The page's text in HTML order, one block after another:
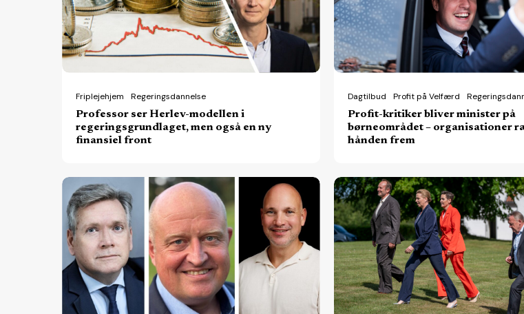
i
regeringsgrundlaget,
men
også
finansiel
Friplejehjem
Regeringsdannelse
Professor ser Herlev-modellen i
regeringsgrundlaget, men også en ny
finansiel front
på
børneområdet
–
organisationer
rækker
hånden
frem
Dagtilbud Profit på Velfærd
Profit-kritiker bliver minister på
børneområdet – organisationer
hånden frem
Velfærdsteknologi,
psykiatri
og
sociale
tilbud:
Brancherne
ser
Fra
friplejehjem
til
AI:
Her
er
de